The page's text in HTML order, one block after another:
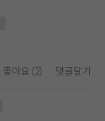
좋아요 (2) 댓글달기